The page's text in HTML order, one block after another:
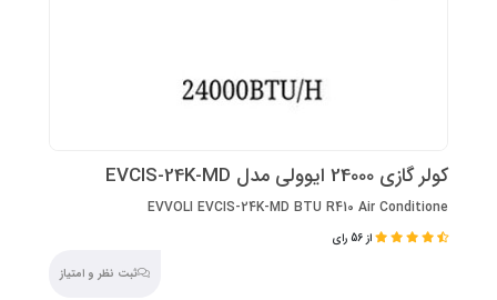
کولر گازی 24000 ایوولی مدل EVCIS-24K-MD
EVVOLI EVCIS-24K-MD BTU R410 Air Conditione
از 56 رای
ثبت نظر و امتیاز